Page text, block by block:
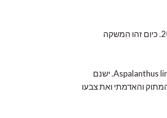
אנשי דרום אפריקה נהנים מרויבוס כחליטה כבר -300 שנה, והחלו לגדל ולשווק אותו באופן מסחרי בשנות ה-30 של המאה ה-20. כיום זהו המשקה
הרויבוס גדל בהרי סידרברג בדרום אפריקה, כ-200 ק"מ צפונית לקייפטאון, בגובה של כ-450-600 מטר. שמו הבוטני הוא Aspalanthus linearis. ישנם
והאדמתי ואת צבעו